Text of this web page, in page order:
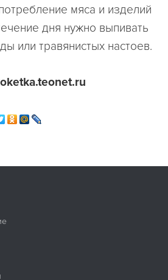
мяса и изделий
дня нужно выпивать
или травянистых настоев.